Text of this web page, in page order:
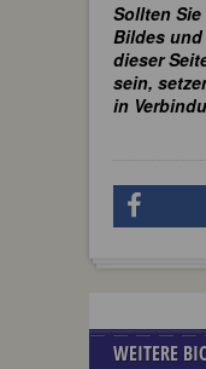
Sollten
Bildes und
dieser
sein,
in
WEITERE